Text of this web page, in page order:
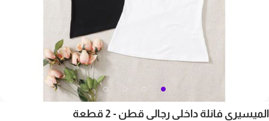
الميسيري فانلة داخلي رجالي قطن - 2 قطعة